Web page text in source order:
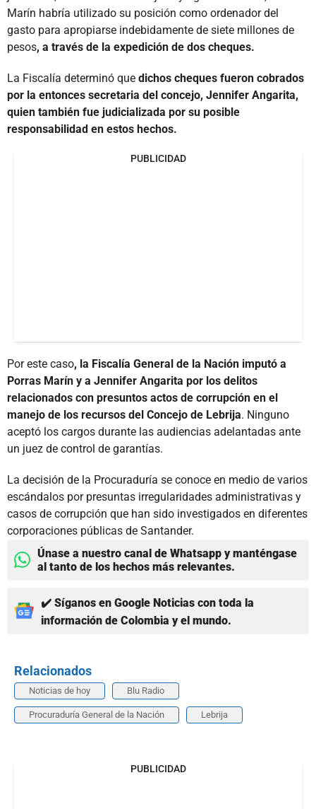
Marín habría utilizado su posición como ordenador del
gasto para apropiarse indebidamente de siete millones de
pesos, a través de la expedición de dos cheques.
La Fiscalía determinó que dichos cheques fueron cobrados
por la entonces secretaria del concejo, Jennifer Angarita,
quien también fue judicializada por su posible
responsabilidad en estos hechos.
PUBLICIDAD
Por este caso, la Fiscalía General de la Nación imputó a
Porras Marín y a Jennifer Angarita por los delitos
relacionados con presuntos actos de corrupción en el
manejo de los recursos del Concejo de Lebrija. Ninguno
aceptó los cargos durante las audiencias adelantadas ante
un juez de control de garantías.
La decisión de la Procuraduría se conoce en medio de varios
escándalos por presuntas irregularidades administrativas y
casos de corrupción que han sido investigados en diferentes
corporaciones públicas de Santander.
Únase a nuestro canal de Whatsapp y manténgase
al tanto de los hechos más relevantes.
✔️ Síganos en Google Noticias con toda la
información de Colombia y el mundo.
Relacionados
Noticias de hoy Blu Radio
Procuraduría General de la Nación Lebrija
PUBLICIDAD